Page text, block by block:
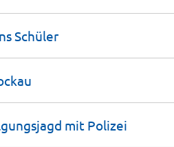
Schüler
mit Polizei